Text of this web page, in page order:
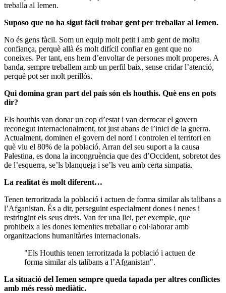
treballa al Iemen.
Suposo que no ha sigut fàcil trobar gent per treballar al Iemen.
No és gens fàcil. Som un equip molt petit i amb gent de molta
confiança, perquè allà és molt difícil confiar en gent que no
coneixes. Per tant, ens hem d’envoltar de persones molt properes. A
banda, sempre treballem amb un perfil baix, sense cridar l’atenció,
perquè pot ser molt perillós.
Qui domina gran part del país són els houthis. Què ens en pots
dir?
Els houthis van donar un cop d’estat i van derrocar el govern
reconegut internacionalment, tot just abans de l’inici de la guerra.
Actualment, dominen el govern del nord i controlen el territori en
què viu el 80% de la població. Arran del seu suport a la causa
Palestina, es dona la incongruència que des d’Occident, sobretot des
de l’esquerra, se’ls blanqueja i se’ls veu amb certa simpatia.
La realitat és molt diferent…
Tenen terroritzada la població i actuen de forma similar als talibans a
l’Afganistan. És a dir, perseguint especialment dones i nenes i
restringint els seus drets. Van fer una llei, per exemple, que
prohibeix a les dones iemenites treballar o col·laborar amb
organitzacions humanitàries internacionals.
"Els Houthis tenen terroritzada la població i actuen de
forma similar als talibans a l’Afganistan".
La situació del Iemen sempre queda tapada per altres conflictes
amb més ressò mediàtic.